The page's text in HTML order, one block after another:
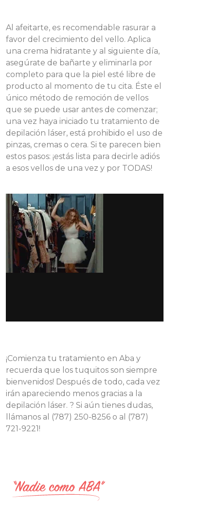
Al afeitarte, es recomendable rasurar a
favor del crecimiento del vello. Aplica
una crema hidratante y al siguiente día,
asegúrate de bañarte y eliminarla por
completo para que la piel esté libre de
producto al momento de tu cita. Éste el
único método de remoción de vellos
que se puede usar antes de comenzar;
una vez haya iniciado tu tratamiento de
depilación láser, está prohibido el uso de
pinzas, cremas o cera. Si te parecen bien
estos pasos: ¡estás lista para decirle adiós
a esos vellos de una vez y por TODAS!
¡Comienza tu tratamiento en Aba y
recuerda que los tuquitos son siempre
bienvenidos! Después de todo, cada vez
irán apareciendo menos gracias a la
depilación láser. ? Si aún tienes dudas,
llámanos al (787) 250-8256 o al (787)
721-9221!